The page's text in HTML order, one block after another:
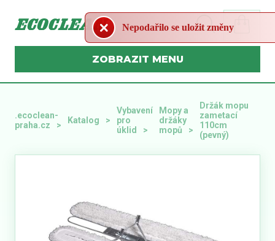
MENU
.ecoclean-
praha.cz
Katalog
Vybavení
pro
úklid
Mopy a
držáky
mopů
Držák mopu
zametací
110cm
(pevný)
Nepodařilo se uložit změny